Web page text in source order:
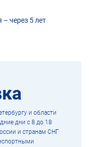
– через 5 лет
и области
дни с 8 до 18
и странам СНГ